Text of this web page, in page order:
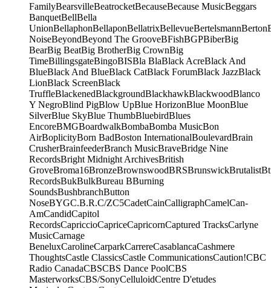
FamilyBearsvilleBeatrocketBecauseBecause MusicBeggars
BanquetBellBella
UnionBellaphonBellaponBellatrixBellevueBertelsmannBerton
NoiseBeyondBeyond The GrooveBFishBGPBiberBig
BearBig BeatBig BrotherBig CrownBig
TimeBillingsgateBingoBISBla BlaBlack AcreBlack And
BlueBlack And BlueBlack CatBlack ForumBlack JazzBlack
LionBlack ScreenBlack
TruffleBlackenedBlackgroundBlackhawkBlackwoodBlanco
Y NegroBlind PigBlow UpBlue HorizonBlue MoonBlue
SilverBlue SkyBlue ThumbBluebirdBlues
EncoreBMGBoardwalkBombaBomba MusicBon
AirBoplicityBorn BadBoston InternationalBoulevardBrain
CrusherBrainfeederBranch MusicBraveBridge Nine
RecordsBright Midnight ArchivesBritish
GroveBroma16BronzeBrownswoodBRSBrunswickBrutalist
RecordsBukBulkBureau BBurning
SoundsBushbranchButton
NoseBYGC.B.R.C/ZC5CadetCainCalligraphCamelCan-
AmCandidCapitol
RecordsCapriccioCapriceCapricornCaptured TracksCarlyne
MusicCarnage
BeneluxCarolineCarparkCarrereCasablancaCashmere
ThoughtsCastle ClassicsCastle CommunicationsCaution!CBC
Radio CanadaCBSCBS Dance PoolCBS
MasterworksCBS/SonyCelluloidCentre D'etudes